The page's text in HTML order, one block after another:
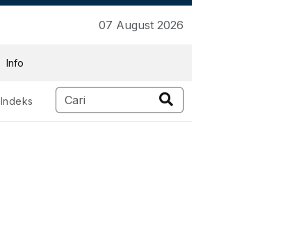
07 August 2026
Info
Indeks